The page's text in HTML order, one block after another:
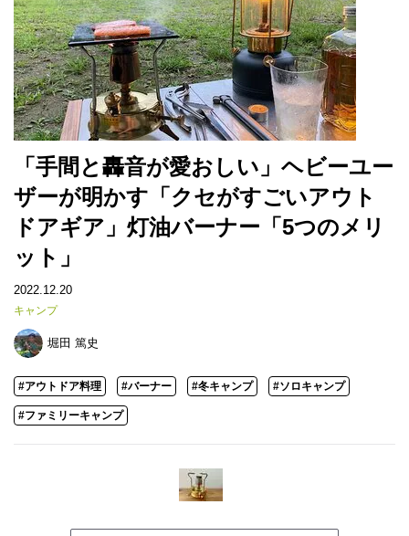
「手間と轟音が愛おしい」ヘビーユー
ザーが明かす「クセがすごいアウト
ドアギア」灯油バーナー「5つのメリ
ット」
2022.12.20
キャンプ
堀田 篤史
#アウトドア料理 #バーナー #冬キャンプ #ソロキャンプ
#ファミリーキャンプ